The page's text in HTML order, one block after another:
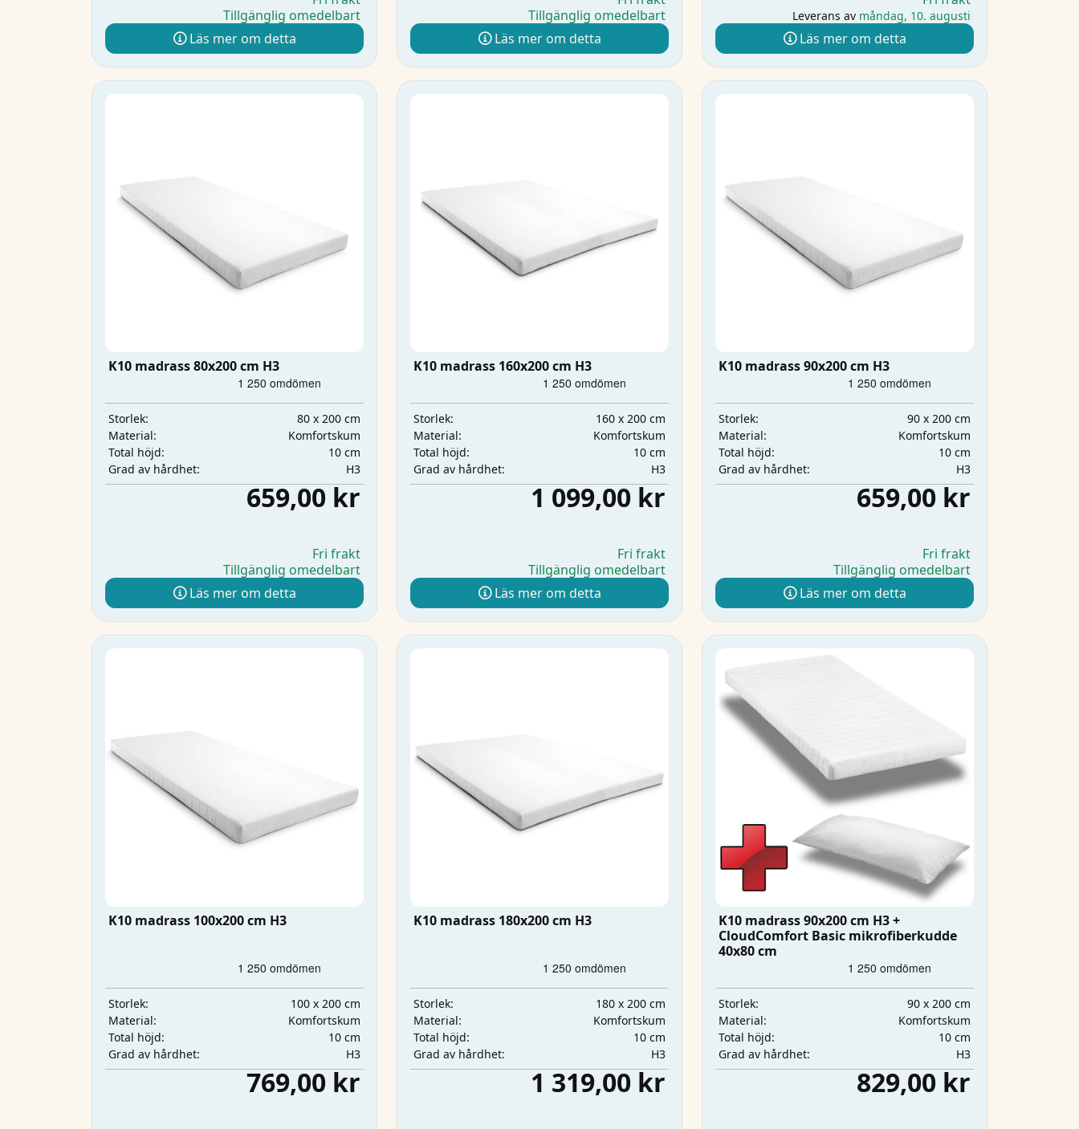
Tillgänglig omedelbart
Läs mer om detta
Tillgänglig omedelbart
Läs mer om detta
Leverans av måndag, 10. augusti
Läs mer om detta
K10 madrass 80x200 cm H3
Storlek:
80 x 200 cm
Material:
Komfortskum
Total höjd:
10 cm
Grad av hårdhet:
H3
659,00 kr
Fri frakt
Tillgänglig omedelbart
Läs mer om detta
K10 madrass 160x200 cm H3
Storlek:
160 x 200 cm
Material:
Komfortskum
Total höjd:
10 cm
Grad av hårdhet:
H3
1 099,00 kr
Fri frakt
Tillgänglig omedelbart
Läs mer om detta
K10 madrass 90x200 cm H3
Storlek:
90 x 200 cm
Material:
Komfortskum
Total höjd:
10 cm
Grad av hårdhet:
H3
659,00 kr
Fri frakt
Tillgänglig omedelbart
Läs mer om detta
K10 madrass 100x200 cm H3
Storlek:
100 x 200 cm
Material:
Komfortskum
Total höjd:
10 cm
Grad av hårdhet:
H3
769,00 kr
K10 madrass 180x200 cm H3
Storlek:
180 x 200 cm
Material:
Komfortskum
Total höjd:
10 cm
Grad av hårdhet:
H3
1 319,00 kr
K10 madrass 90x200 cm H3 +
CloudComfort Basic mikrofiberkudde
40x80 cm
Storlek:
90 x 200 cm
Material:
Komfortskum
Total höjd:
10 cm
Grad av hårdhet:
H3
829,00 kr